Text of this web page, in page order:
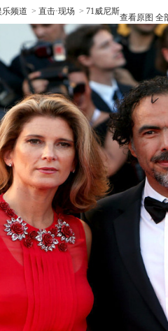
乐频道 > 直击·现场 > 71威尼斯
查看原图 全